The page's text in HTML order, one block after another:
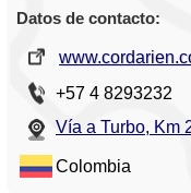
Datos de contacto:
+57 4 8293232
Vía a Turbo, Km
Colombia